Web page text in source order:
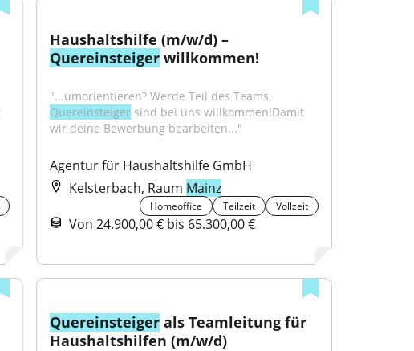
Haushaltshilfe (m/w/d) –
Quereinsteiger willkommen!
"...umorientieren? Werde Teil des Teams,
Quereinsteiger sind bei uns willkommen!Damit
wir deine Bewerbung bearbeiten..."
Agentur für Haushaltshilfe GmbH
Kelsterbach, Raum Mainz
Homeoffice Teilzeit Vollzeit
Von 24.900,00 € bis 65.300,00 €
Quereinsteiger als Teamleitung für
Haushaltshilfen (m/w/d)